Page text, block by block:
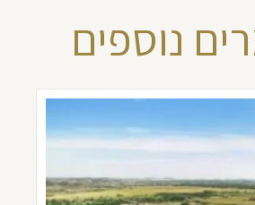
נוספים